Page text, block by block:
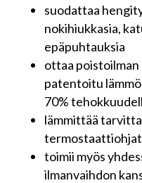
suodattaa
nokihiukkasia,
epäpuhtauksia
ottaa
patentoitu
70%
lämmittää
toimii myös
ilmanvaihdon